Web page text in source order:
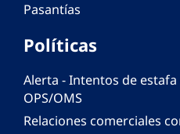
Pasantías
Políticas
Alerta - Intentos de
OPS/OMS
Relaciones comerciales